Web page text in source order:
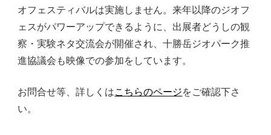
オフェスティバルは実施しません。来年以降のジオフ
ェスがパワーアップできるように、出展者どうしの観
察・実験ネタ交流会が開催され、十勝岳ジオパーク推
進協議会も映像での参加をしています。
お問合せ等、詳しくはこちらのページをご確認下さ
い。